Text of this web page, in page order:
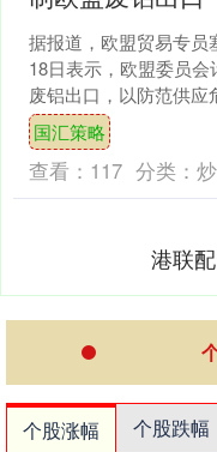
据报道，欧盟贸易专员
18日表示，欧盟委员会
废铝出口，以防范供应
业协会称，欧盟废铝出
到创纪录的126....
国汇策略
查看： 117 分类：
港联
个股涨幅 个股跌幅